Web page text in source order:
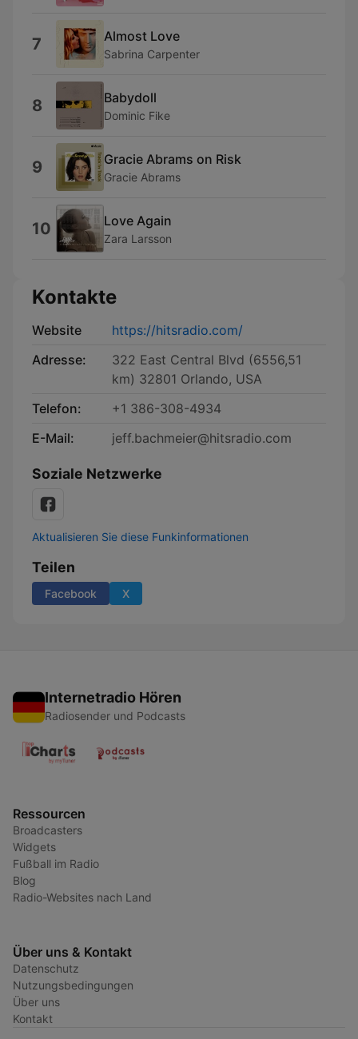
7 Almost Love
Sabrina Carpenter
8 Babydoll
Dominic Fike
9 Gracie Abrams on Risk
Gracie Abrams
10 Love Again
Zara Larsson
Kontakte
Website
https://hitsradio.com/
Adresse:
322 East Central Blvd (6556,51
km) 32801 Orlando, USA
Telefon:
+1 386-308-4934
E-Mail:
jeff.bachmeier@hitsradio.com
Soziale Netzwerke
Aktualisieren Sie diese Funkinformationen
Teilen
Facebook X
Internetradio Hören
Radiosender und Podcasts
Ressourcen
Broadcasters
Widgets
Fußball im Radio
Blog
Radio-Websites nach Land
Über uns & Kontakt
Datenschutz
Nutzungsbedingungen
Über uns
Kontakt